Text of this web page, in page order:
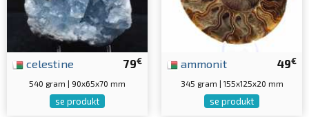
79€
celestine
540 gram | 90x65x70 mm
se produkt
49€
ammonit
345 gram | 155x125x20 mm
se produkt